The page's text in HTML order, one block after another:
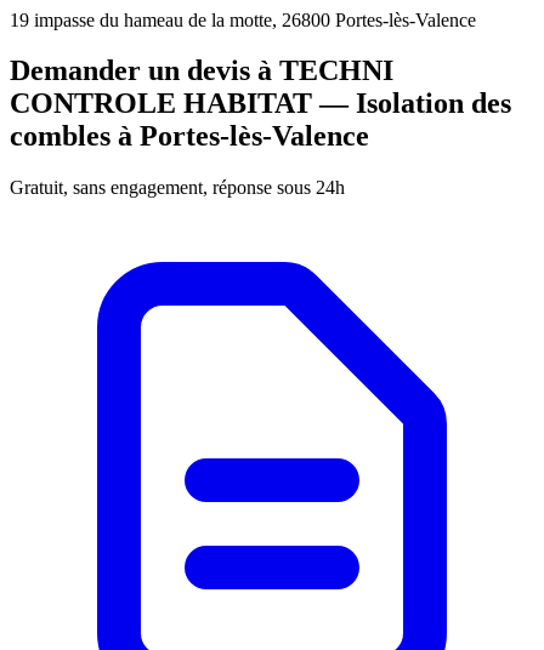
19 impasse du hameau de la motte, 26800 Portes-lès-Valence
Demander un devis à TECHNI
CONTROLE HABITAT — Isolation des
combles à Portes-lès-Valence
Gratuit, sans engagement, réponse sous 24h